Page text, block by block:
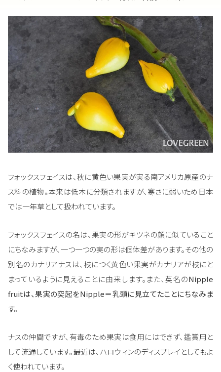
フォックスフェイスは、秋に黄色い果実が実る南アメリカ原産のナ
ス科の植物。本来は低木に分類されますが、寒さに弱いため日本
では一年草として扱われています。
フォックスフェイスの名は、果実の形がキツネの顔に似ていること
にちなみますが、一つ一つの実の形は個体差があります。その他の
別名のカナリアナスは、枝につく黄色い果実がカナリアが枝にと
まっているように見えることに由来します。また、英名のNipple
fruitは、果実の突起をNipple＝乳頭に見立てたことにちなみま
す。
ナスの仲間ですが、有毒のため果実は食用にはできず、鑑賞用と
して流通しています。最近は、ハロウィンのディスプレイとしてもよ
く使われています。